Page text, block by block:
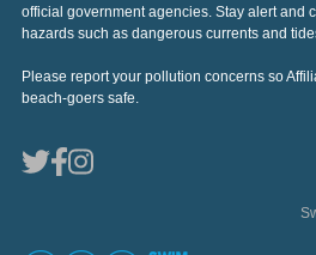
official government agencies. Stay alert and
hazards such as dangerous currents and
Please report your pollution concerns so
beach-goers safe.